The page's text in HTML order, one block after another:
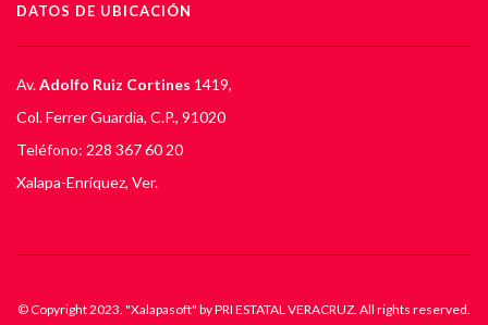
DATOS DE UBICACIÓN
Av.Adolfo Ruiz Cortines 1419,
Col. Ferrer Guardia, C.P., 91020
Teléfono: 228 367 60 20
Xalapa-Enríquez, Ver.
© Copyright 2023. "Xalapasoft" by PRI ESTATAL VERACRUZ. All rights reserved.